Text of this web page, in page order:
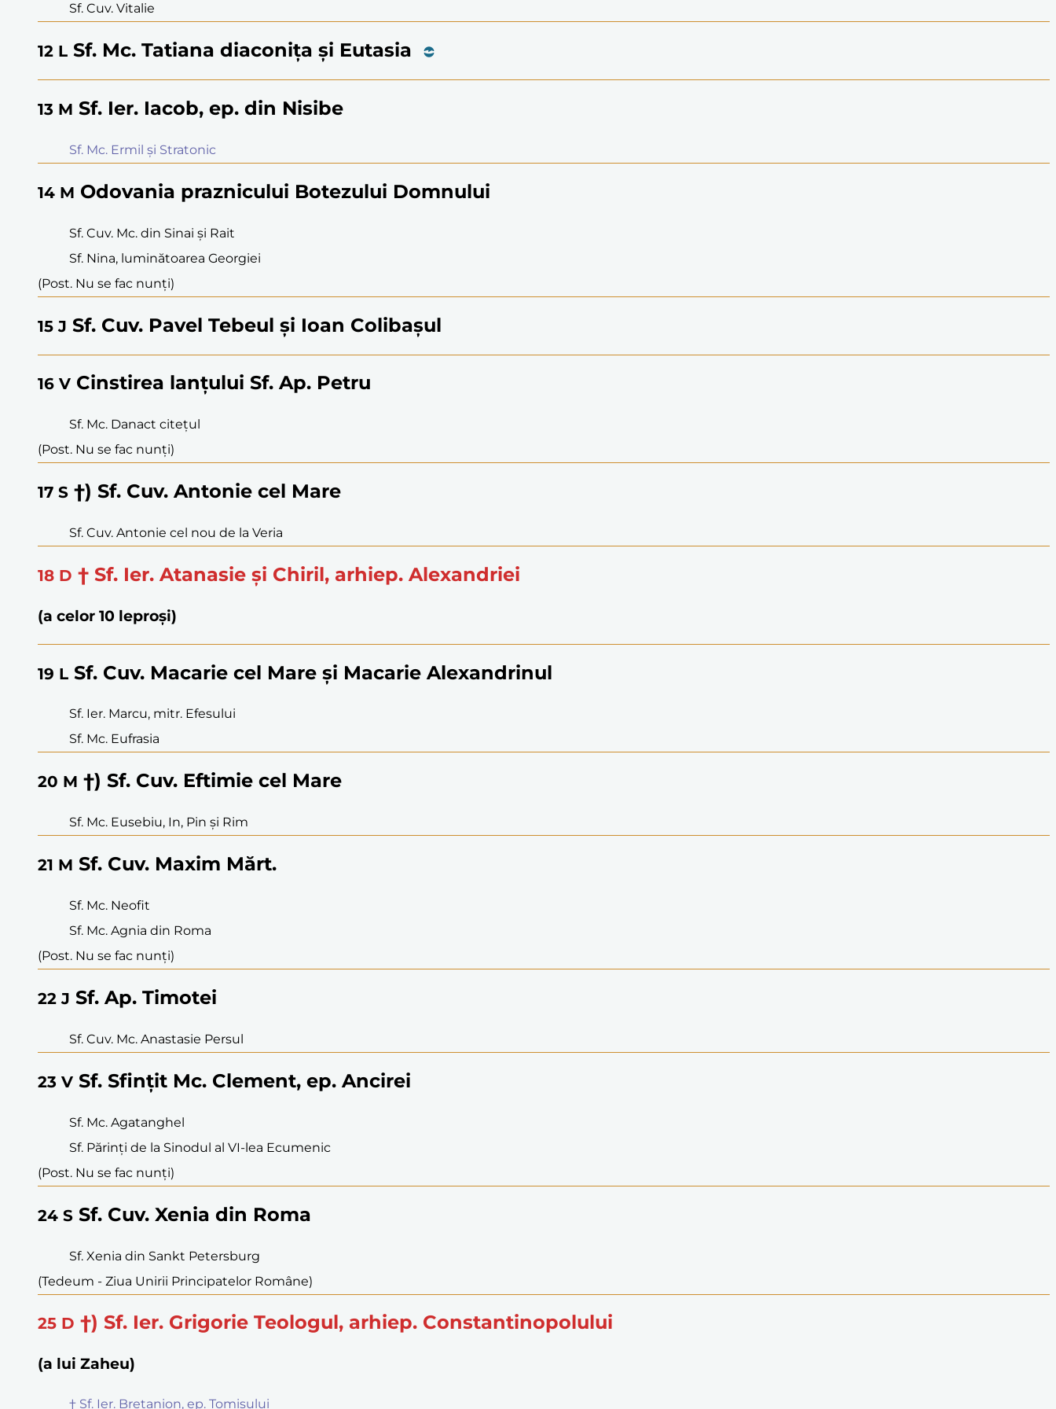
Sf. Cuv. Vitalie
12 L Sf. Mc. Tatiana diaconița și Eutasia
13 M Sf. Ier. Iacob, ep. din Nisibe
Sf. Mc. Ermil și Stratonic
14 M Odovania praznicului Botezului Domnului
Sf. Cuv. Mc. din Sinai și Rait
Sf. Nina, luminătoarea Georgiei
(Post. Nu se fac nunți)
15 J Sf. Cuv. Pavel Tebeul și Ioan Colibașul
16 V Cinstirea lanțului Sf. Ap. Petru
Sf. Mc. Danact citețul
(Post. Nu se fac nunți)
17 S †) Sf. Cuv. Antonie cel Mare
Sf. Cuv. Antonie cel nou de la Veria
18 D † Sf. Ier. Atanasie și Chiril, arhiep. Alexandriei
(a celor 10 leproși)
19 L Sf. Cuv. Macarie cel Mare și Macarie Alexandrinul
Sf. Ier. Marcu, mitr. Efesului
Sf. Mc. Eufrasia
20 M †) Sf. Cuv. Eftimie cel Mare
Sf. Mc. Eusebiu, In, Pin și Rim
21 M Sf. Cuv. Maxim Mărt.
Sf. Mc. Neofit
Sf. Mc. Agnia din Roma
(Post. Nu se fac nunți)
22 J Sf. Ap. Timotei
Sf. Cuv. Mc. Anastasie Persul
23 V Sf. Sfințit Mc. Clement, ep. Ancirei
Sf. Mc. Agatanghel
Sf. Părinți de la Sinodul al VI-lea Ecumenic
(Post. Nu se fac nunți)
24 S Sf. Cuv. Xenia din Roma
Sf. Xenia din Sankt Petersburg
(Tedeum - Ziua Unirii Principatelor Române)
25 D †) Sf. Ier. Grigorie Teologul, arhiep. Constantinopolului
(a lui Zaheu)
† Sf. Ier. Bretanion, ep. Tomisului